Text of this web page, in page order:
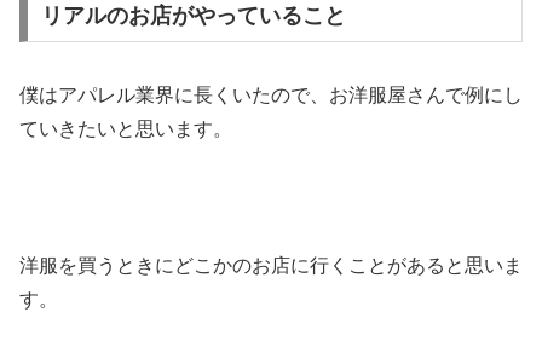
リアルのお店がやっていること
僕はアパレル業界に長くいたので、お洋服屋さんで例にし
ていきたいと思います。
洋服を買うときにどこかのお店に行くことがあると思いま
す。